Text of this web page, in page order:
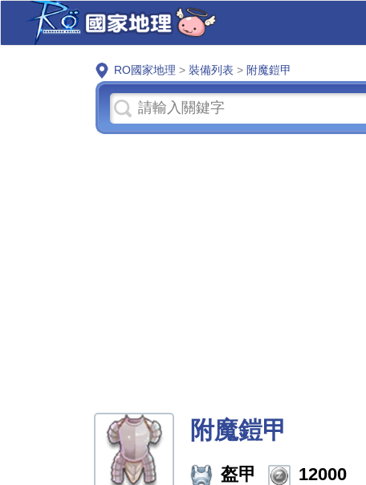
RO國家地理 > 裝備列表 > 附魔鎧甲
附魔鎧甲
盔甲 12000